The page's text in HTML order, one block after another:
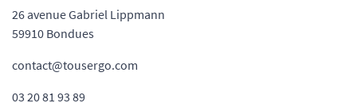
26 avenue Gabriel Lippmann
59910 Bondues
contact@tousergo.com
03 20 81 93 89